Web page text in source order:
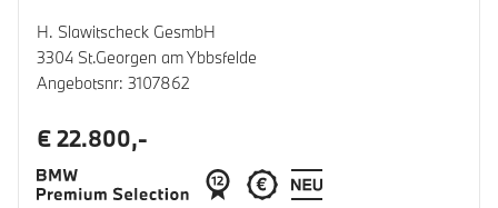
H. Slawitscheck GesmbH
3304 St.Georgen am Ybbsfelde
Angebotsnr: 3107862
€ 22.800,-